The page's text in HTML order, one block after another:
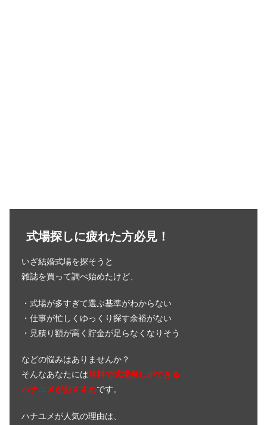
式場探しに疲れた方必見！
いざ結婚式場を探そうと
雑誌を買って調べ始めたけど、
・式場が多すぎて選ぶ基準がわからない
・仕事が忙しくゆっくり探す余裕がない
・見積り額が高く貯金が足らなくなりそう
などの悩みはありませんか？
そんなあなたには無料で式場探しができる
ハナユメがおすすめです。
ハナユメが人気の理由は、